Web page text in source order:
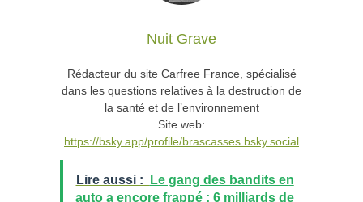
Nuit Grave
Rédacteur du site Carfree France, spécialisé
dans les questions relatives à la destruction de
la santé et de l’environnement
Site web:
https://bsky.app/profile/brascasses.bsky.social
Lire aussi :
Le gang des bandits en
auto a encore frappé : 6 milliards de